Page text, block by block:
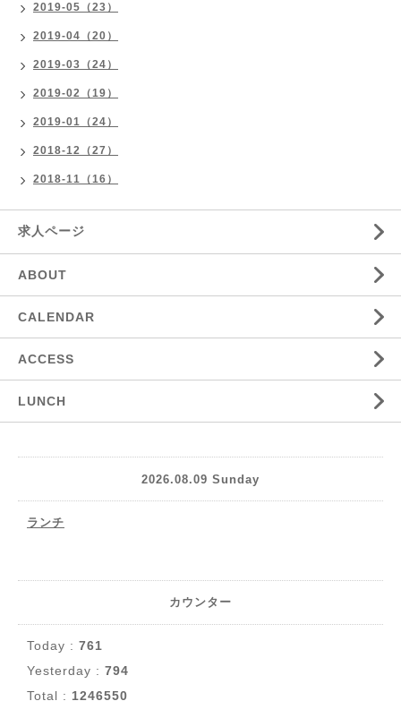
2019-05（23）
2019-04（20）
2019-03（24）
2019-02（19）
2019-01（24）
2018-12（27）
2018-11（16）
求人ページ
ABOUT
CALENDAR
ACCESS
LUNCH
2026.08.09 Sunday
ランチ
カウンター
Today : 761
Yesterday : 794
Total : 1246550